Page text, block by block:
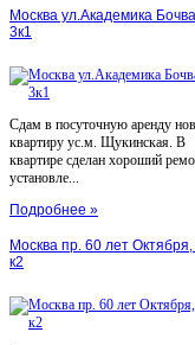
Москва ул.Академика
3к1
Сдам в посуточную аренду
квартиру ус.м. Щукинская. В
квартире сделан хороший
установле...
Подробнее »
Москва пр. 60 лет
к2